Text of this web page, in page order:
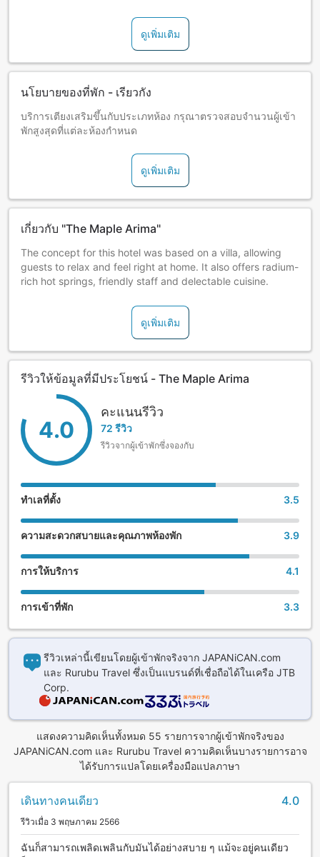
ดูเพิ่มเติม
นโยบายของที่พัก - เรียวกัง
บริการเตียงเสริมขึ้นกับประเภทห้อง กรุณาตรวจสอบจำนวนผู้เข้า
พักสูงสุดที่แต่ละห้องกำหนด
ดูเพิ่มเติม
เกี่ยวกับ "The Maple Arima"
The concept for this hotel was based on a villa, allowing
guests to relax and feel right at home. It also offers radium-
rich hot springs, friendly staff and delectable cuisine.
ดูเพิ่มเติม
รีวิวให้ข้อมูลที่มีประโยชน์ - The Maple Arima
4.0
คะแนนรีวิว
72 รีวิว
รีวิวจากผู้เข้าพักซึ่งจองกับ
ทำเลที่ตั้ง 3.5
ความสะดวกสบายและคุณภาพห้องพัก 3.9
การให้บริการ 4.1
การเข้าที่พัก 3.3
รีวิวเหล่านี้เขียนโดยผู้เข้าพักจริงจาก JAPANiCAN.com
และ Rurubu Travel ซึ่งเป็นแบรนด์ที่เชื่อถือได้ในเครือ JTB
Corp.
แสดงความคิดเห็นทั้งหมด 55 รายการจากผู้เข้าพักจริงของ
JAPANiCAN.com และ Rurubu Travel ความคิดเห็นบางรายการอาจ
ได้รับการแปลโดยเครื่องมือแปลภาษา
เดินทางคนเดียว 4.0
รีวิวเมื่อ 3 พฤษภาคม 2566
ฉันก็สามารถเพลิดเพลินกับมันได้อย่างสบาย ๆ แม้จะอยู่คนเดียว